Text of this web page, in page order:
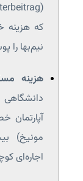
(Semesterbeitrag) تقریباً
که
نیم‌بها
هزینه
آپارتمان
اجاره‌ای